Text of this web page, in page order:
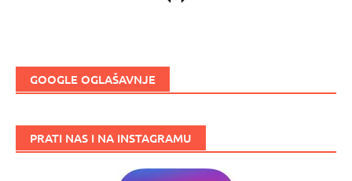
GOOGLE OGLAŠAVNJE
PRATI NAS I NA INSTAGRAMU